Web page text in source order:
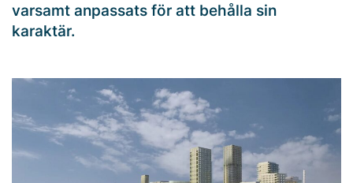
varsamt anpassats för att behålla sin
karaktär.